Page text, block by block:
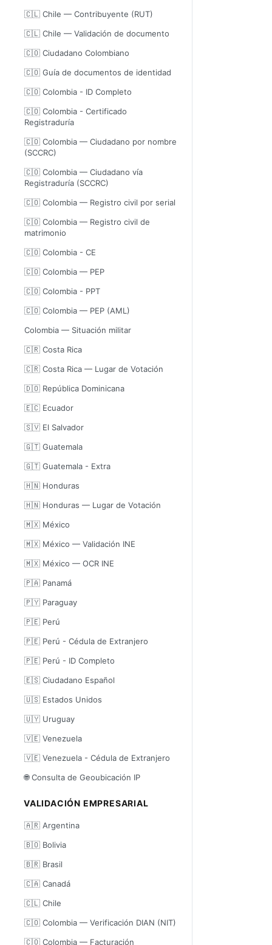
🇨🇱 Chile — Contribuyente (RUT)
🇨🇱 Chile — Validación de documento
🇨🇴 Ciudadano Colombiano
🇨🇴 Guía de documentos de identidad
🇨🇴 Colombia - ID Completo
🇨🇴 Colombia - Certificado
Registraduría
🇨🇴 Colombia — Ciudadano por nombre
(SCCRC)
🇨🇴 Colombia — Ciudadano vía
Registraduría (SCCRC)
🇨🇴 Colombia — Registro civil por serial
🇨🇴 Colombia — Registro civil de
matrimonio
🇨🇴 Colombia - CE
🇨🇴 Colombia — PEP
🇨🇴 Colombia - PPT
🇨🇴 Colombia — PEP (AML)
Colombia — Situación militar
🇨🇷 Costa Rica
🇨🇷 Costa Rica — Lugar de Votación
🇩🇴 República Dominicana
🇪🇨 Ecuador
🇸🇻 El Salvador
🇬🇹 Guatemala
🇬🇹 Guatemala - Extra
🇭🇳 Honduras
🇭🇳 Honduras — Lugar de Votación
🇲🇽 México
🇲🇽 México — Validación INE
🇲🇽 México — OCR INE
🇵🇦 Panamá
🇵🇾 Paraguay
🇵🇪 Perú
🇵🇪 Perú - Cédula de Extranjero
🇵🇪 Perú - ID Completo
🇪🇸 Ciudadano Español
🇺🇸 Estados Unidos
🇺🇾 Uruguay
🇻🇪 Venezuela
🇻🇪 Venezuela - Cédula de Extranjero
🌐 Consulta de Geoubicación IP
VALIDACIÓN EMPRESARIAL
🇦🇷 Argentina
🇧🇴 Bolivia
🇧🇷 Brasil
🇨🇦 Canadá
🇨🇱 Chile
🇨🇴 Colombia — Verificación DIAN (NIT)
🇨🇴 Colombia — Facturación